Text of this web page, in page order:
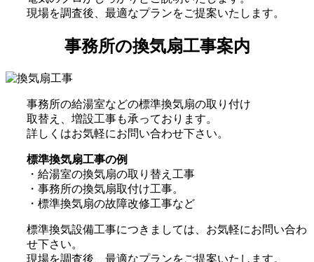
現場を調査後、最適なプランをご提案いたします。
事務所の換気扇工事案内
事務所の給湯室などの標準換気扇の取り付け
取替え、増設工事も承っております。
詳しくはお気軽にお問い合わせ下さい。
標準換気扇工事の例
・給湯室の換気扇の取り替え工事
・事務所の換気扇取付け工事。
・標準換気扇の故障改修工事など
標準換気設備工事につきましては、お気軽にお問い合わ
せ下さい。
現場を調査後、最適なプランをご提案いたします。